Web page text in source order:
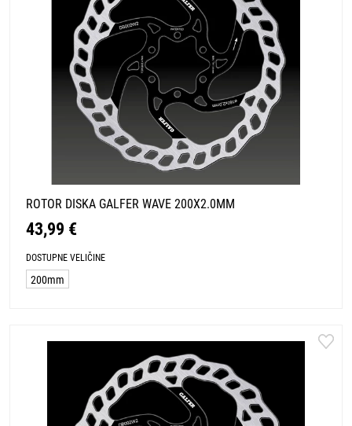
ROTOR DISKA GALFER WAVE 200X2.0MM
43,99 €
DOSTUPNE VELIČINE
200mm